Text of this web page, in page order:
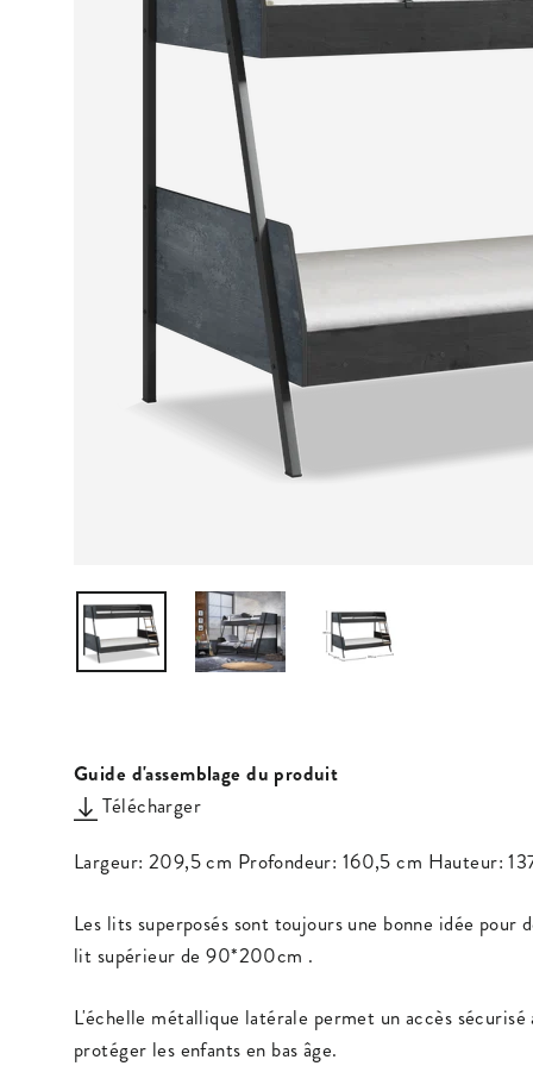
Guide d'assemblage du produit
Télécharger
Largeur: 209,5 cm Profondeur: 160,5 cm Hauteur:
Les lits superposés sont toujours une bonne idée
lit supérieur de 90*200cm .
L'échelle métallique latérale permet un accès
protéger les enfants en bas âge.